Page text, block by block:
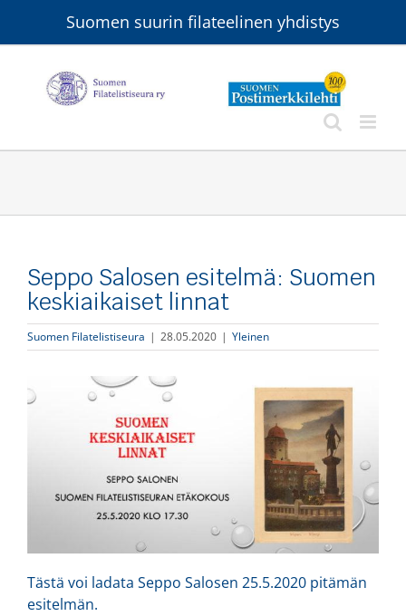
Suomen suurin filateelinen yhdistys
Seppo Salosen esitelmä: Suomen
keskiaikaiset linnat
Suomen Filatelistiseura | 28.05.2020 | Yleinen
Tästä voi ladata Seppo Salosen 25.5.2020 pitämän
esitelmän.